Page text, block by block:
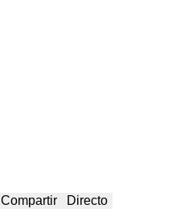
Compartir Directo